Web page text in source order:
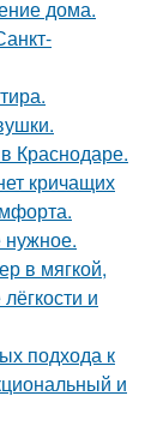
дома.
Краснодаре.
кричащих
нужное.
в мягкой,
и
подхода к
и